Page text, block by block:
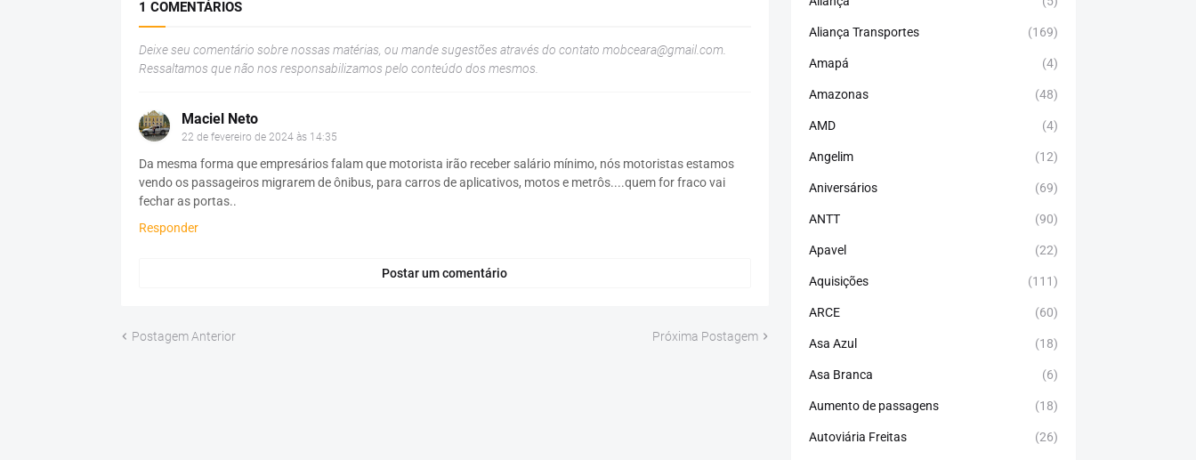
1 COMENTÁRIOS
Deixe seu comentário sobre nossas matérias, ou mande sugestões através do contato mobceara@gmail.com
Ressaltamos que não nos responsabilizamos pelo conteúdo dos mesmos.
Maciel Neto
22 de fevereiro de 2024 às 14:35
Da mesma forma que empresários falam que motorista irão receber salário mínimo, nós motoristas estamos
vendo os passageiros migrarem de ônibus, para carros de aplicativos, motos e metrôs....quem for fraco vai
fechar as portas..
Responder
Postar um comentário
Postagem Anterior Próxima Postagem
Aliança Transportes (169)
Amapá (4)
Amazonas (48)
AMD (4)
Angelim (12)
Aniversários (69)
ANTT (90)
Apavel (22)
Aquisições (111)
ARCE (60)
Asa Azul (18)
Asa Branca (6)
Aumento de passagens (18)
Autoviária Freitas (26)